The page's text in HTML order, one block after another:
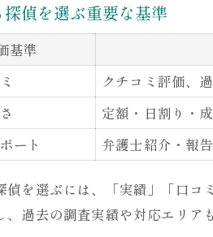
偵を選ぶ重要な基準
基準
クチコミ評価、
定額・日割り・
ート
弁護士紹介・報
偵を選ぶには、「実績」「口
、過去の調査実績や対応エリア